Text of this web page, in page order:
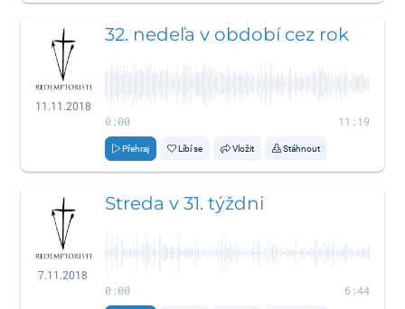
11.11.2018
32. nedeľa v období cez rok
0:00 11:19
Přehraj Líbí se Vložit Stáhnout
7.11.2018
Streda v 31. týždni
0:00 6:44